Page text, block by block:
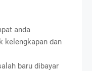
anda
kelengkapan dan
baru dibayar